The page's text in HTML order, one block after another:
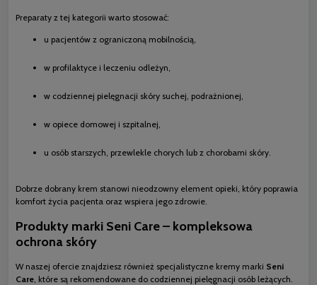
Preparaty z tej kategorii warto stosować:
u pacjentów z ograniczoną mobilnością,
w profilaktyce i leczeniu odleżyn,
w codziennej pielęgnacji skóry suchej, podrażnionej,
w opiece domowej i szpitalnej,
u osób starszych, przewlekle chorych lub z chorobami skóry.
Dobrze dobrany krem stanowi nieodzowny element opieki, który poprawia
komfort życia pacjenta oraz wspiera jego zdrowie.
Produkty marki Seni Care – kompleksowa
ochrona skóry
W naszej ofercie znajdziesz również specjalistyczne kremy marki Seni
Care , które są rekomendowane do codziennej pielęgnacji osób leżących.